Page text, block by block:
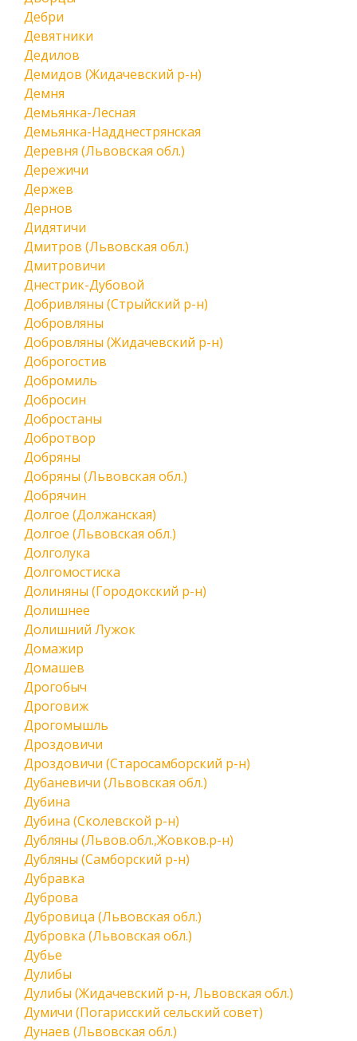
Дебри
Девятники
Дедилов
Демидов (Жидачевский р-н)
Демня
Демьянка-Лесная
Демьянка-Надднестрянская
Деревня (Львовская обл.)
Дережичи
Держев
Дернов
Дидятичи
Дмитров (Львовская обл.)
Дмитровичи
Днестрик-Дубовой
Добривляны (Стрыйский р-н)
Добровляны
Добровляны (Жидачевский р-н)
Доброгостив
Добромиль
Добросин
Добростаны
Добротвор
Добряны
Добряны (Львовская обл.)
Добрячин
Долгое (Должанская)
Долгое (Львовская обл.)
Долголука
Долгомостиска
Долиняны (Городокский р-н)
Долишнее
Долишний Лужок
Домажир
Домашев
Дрогобыч
Дроговиж
Дрогомышль
Дроздовичи
Дроздовичи (Старосамборский р-н)
Дубаневичи (Львовская обл.)
Дубина
Дубина (Сколевской р-н)
Дубляны (Львов.обл.,Жовков.р-н)
Дубляны (Самборский р-н)
Дубравка
Дуброва
Дубровица (Львовская обл.)
Дубровка (Львовская обл.)
Дубье
Дулибы
Дулибы (Жидачевский р-н, Львовская обл.)
Думичи (Погарисский сельский совет)
Дунаев (Львовская обл.)